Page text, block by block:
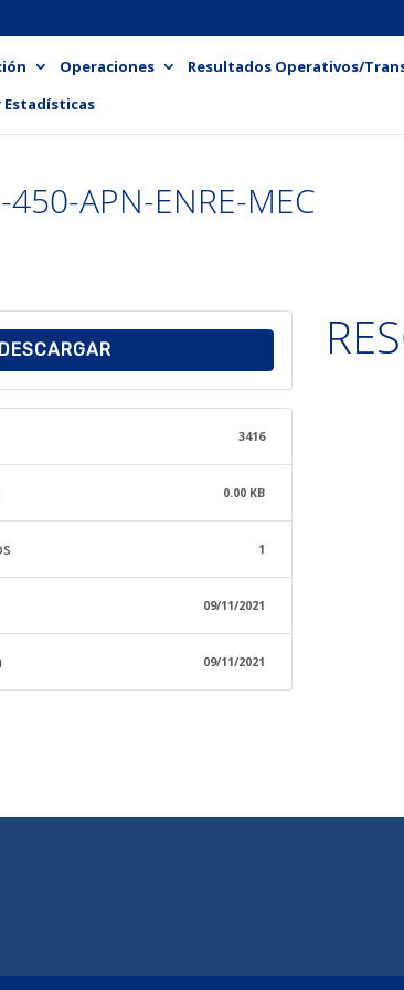
Operaciones Resultados Operativos/
Estadísticas
450-APN-ENRE-MEC
DESCARGAR
3416
0.00 KB
1
09/11/2021
09/11/2021